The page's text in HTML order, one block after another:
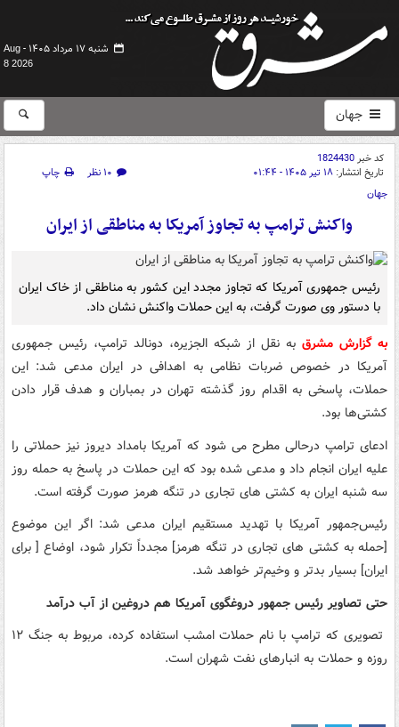
شنبه ۱۷ مرداد ۱۴۰۵ -
Aug
8 2026
جهان
کد خبر1824430
تاریخ انتشار: ۱۸ تیر ۱۴۰۵ - ۰۱:۴۴ ۱۰ نظر
چاپ
جهان
واکنش ترامپ به تجاوز آمریکا به مناطقی از ایران
رئیس جمهوری آمریکا که تجاوز مجدد این کشور به مناطقی از خاک ایران
با دستور وی صورت گرفت، به این حملات واکنش نشان داد.
به گزارش مشرق به نقل از شبکه الجزیره، دونالد ترامپ، رئیس جمهوری
آمریکا در خصوص ضربات نظامی به اهدافی در ایران مدعی شد: این
حملات، پاسخی به اقدام روز گذشته تهران در بمباران و هدف قرار دادن
کشتی‌ها بود.
ادعای ترامپ درحالی مطرح می شود که آمریکا بامداد دیروز نیز حملاتی را
علیه ایران انجام داد و مدعی شده بود که این حملات در پاسخ به حمله روز
سه شنبه ایران به کشتی های تجاری در تنگه هرمز صورت گرفته است.
رئیس‌جمهور آمریکا با تهدید مستقیم ایران مدعی شد: اگر این موضوع
[حمله به کشتی های تجاری در تنگه هرمز] مجدداً تکرار شود، اوضاع [ برای
ایران] بسیار بدتر و وخیم‌تر خواهد شد.
حتی تصاویر رئیس جمهور دروغگوی آمریکا هم دروغین از آب درآمد
تصویری که ترامپ با نام حملات امشب استفاده کرده، مربوط به جنگ ۱۲
روزه و حملات به انبارهای نفت شهران است.